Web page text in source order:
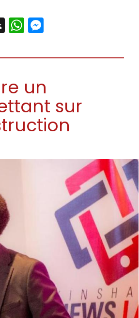
Snapchat
WhatsApp
un
sur